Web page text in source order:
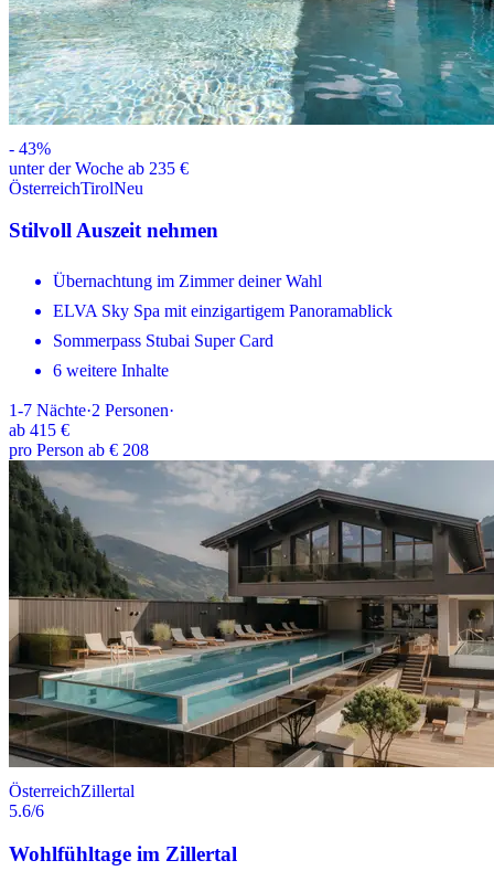
- 43%
unter der Woche ab 235 €
ÖsterreichTirolNeu
Stilvoll Auszeit nehmen
Übernachtung im Zimmer deiner Wahl
ELVA Sky Spa mit einzigartigem Panoramablick
Sommerpass Stubai Super Card
6 weitere Inhalte
1-7 Nächte·2 Personen·
ab 415 €
pro Person ab € 208
ÖsterreichZillertal
5.6/6
Wohlfühltage im Zillertal